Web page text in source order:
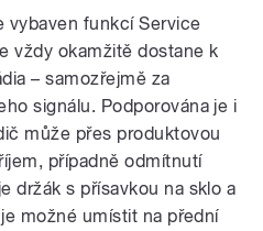
vybaven funkcí Service
vždy okamžitě dostane k
– samozřejmě za
signálu. Podporována je i
může přes produktovou
případně odmítnutí
držák s přísavkou na sklo a
možné umístit na přední